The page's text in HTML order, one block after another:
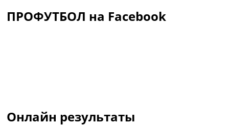
ПРОФУТБОЛ на Facebook
Онлайн результаты